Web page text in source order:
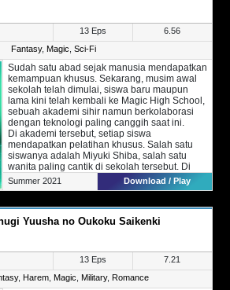
13 Eps
6.56
Fantasy, Magic Sci-Fi
Sudah satu abad sejak manusia mendapatkan
kemampuan khusus. Sekarang, musim awal
sekolah telah dimulai, siswa baru maupun
lama kini telah kembali ke Magic High School,
sebuah akademi sihir namun berkolaborasi
dengan teknologi paling canggih saat ini.
Di akademi tersebut, setiap siswa
mendapatkan pelatihan khusus. Salah satu
siswanya adalah Miyuki Shiba, salah satu
wanita paling cantik di sekolah tersebut. Di
sana ia tidak sendirian, karena Miyuki
ditemani oleh kakak tercintanya, Shiba
Bersama dengan sang kakak, Miyuki
mencoba menjalin rasa kasih sayang dan
Summer 2021 Download / Play
Yuusha no Oukoku Saikenki
13 Eps
7.21
, Harem, Magic Military, Romance